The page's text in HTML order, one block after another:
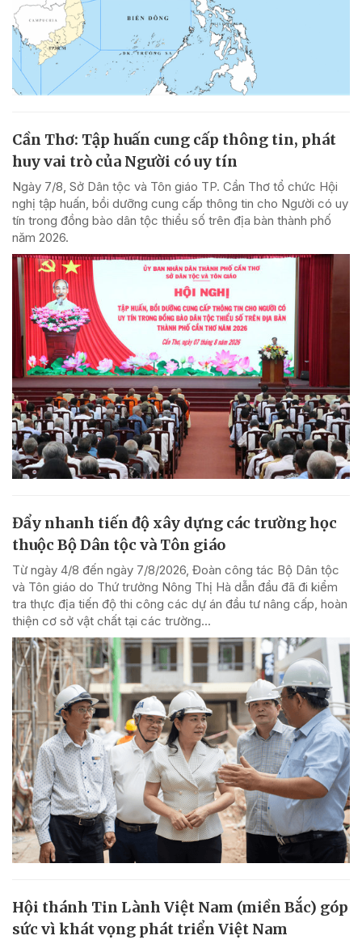
Cần Thơ: Tập huấn cung cấp thông tin, phát
huy vai trò của Người có uy tín
Ngày 7/8, Sở Dân tộc và Tôn giáo TP. Cần Thơ tổ chức Hội
nghị tập huấn, bồi dưỡng cung cấp thông tin cho Người có uy
tín trong đồng bào dân tộc thiểu số trên địa bàn thành phố
năm 2026.
Đẩy nhanh tiến độ xây dựng các trường học
thuộc Bộ Dân tộc và Tôn giáo
Từ ngày 4/8 đến ngày 7/8/2026, Đoàn công tác Bộ Dân tộc
và Tôn giáo do Thứ trưởng Nông Thị Hà dẫn đầu đã đi kiểm
tra thực địa tiến độ thi công các dự án đầu tư nâng cấp, hoàn
thiện cơ sở vật chất tại các trường...
Hội thánh Tin Lành Việt Nam (miền Bắc) góp
sức vì khát vọng phát triển Việt Nam